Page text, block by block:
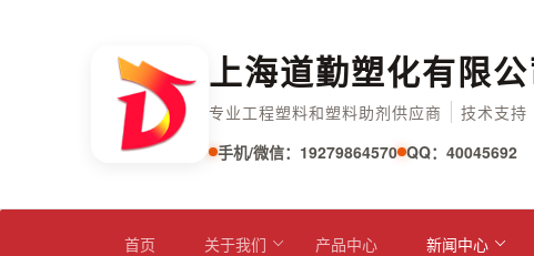
上海道勤塑化有限公
专业工程塑料和塑料助剂供应商
技术支持
手机/微信：19279864570 QQ：40045692
首页 关于我们 产品中心 新闻中心